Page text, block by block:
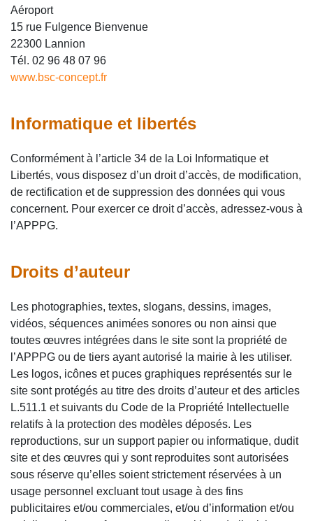
Aéroport
15 rue Fulgence Bienvenue
22300 Lannion
Tél. 02 96 48 07 96
www.bsc-concept.fr
Informatique et libertés
Conformément à l’article 34 de la Loi Informatique et
Libertés, vous disposez d’un droit d’accès, de modification,
de rectification et de suppression des données qui vous
concernent. Pour exercer ce droit d’accès, adressez-vous à
l’APPPG.
Droits d’auteur
Les photographies, textes, slogans, dessins, images,
vidéos, séquences animées sonores ou non ainsi que
toutes œuvres intégrées dans le site sont la propriété de
l’APPPG ou de tiers ayant autorisé la mairie à les utiliser.
Les logos, icônes et puces graphiques représentés sur le
site sont protégés au titre des droits d’auteur et des articles
L.511.1 et suivants du Code de la Propriété Intellectuelle
relatifs à la protection des modèles déposés. Les
reproductions, sur un support papier ou informatique, dudit
site et des œuvres qui y sont reproduites sont autorisées
sous réserve qu’elles soient strictement réservées à un
usage personnel excluant tout usage à des fins
publicitaires et/ou commerciales, et/ou d’information et/ou